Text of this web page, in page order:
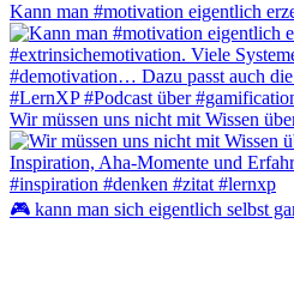
Kann man #motivation eigentlich
Wir müssen uns nicht mit Wissen
🎮 kann man sich eigentlich selbst